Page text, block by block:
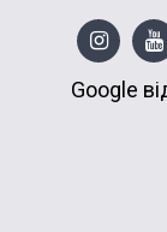
Google